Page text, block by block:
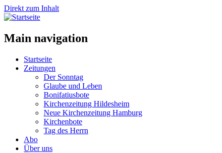
Direkt zum Inhalt
Main navigation
Startseite
Zeitungen
Der Sonntag
Glaube und Leben
Bonifatiusbote
Kirchenzeitung Hildesheim
Neue Kirchenzeitung Hamburg
Kirchenbote
Tag des Herrn
Abo
Über uns